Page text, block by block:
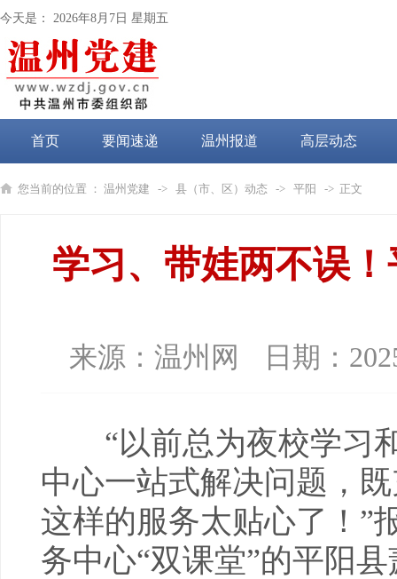
今天是： 2026年8月7日 星期五
首页 要闻速递 温州报道 高层动态
党纪学习教育
您当前的位置 ： 温州党建 -> 县（市、区）动态 -> 平阳 -> 正文
学习、带娃两不误
来源： 温州网 日期：
“以前总为夜校学习和
中心一站式解决问题，
这样的服务太贴心了！”
务中心“双课堂”的平阳